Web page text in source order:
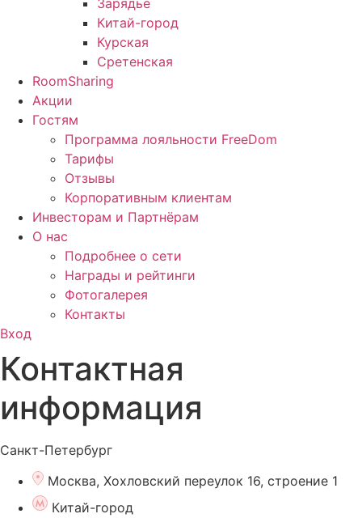
Зарядье
Китай-город
Курская
Сретенская
RoomSharing
Акции
Гостям
Программа лояльности FreeDom
Тарифы
Отзывы
Корпоративным клиентам
Инвесторам и Партнёрам
О нас
Подробнее о сети
Награды и рейтинги
Фотогалерея
Контакты
Вход
Контактная
информация
Санкт-Петербург
Москва, Хохловский переулок 16, строение 1
Китай-город